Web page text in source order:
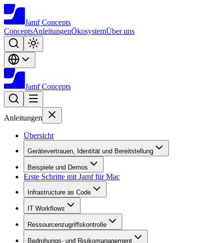
Jamf Concepts
ConceptsAnleitungenÖkosystemÜber uns
Jamf Concepts
Anleitungen
Übersicht
Gerätevertrauen, Identität und Bereitstellung
Beispiele und Demos
Erste Schritte mit Jamf für Mac
Infrastructure as Code
IT Workflows
Ressourcenzugriffskontrolle
Bedrohungs- und Risikomanagement